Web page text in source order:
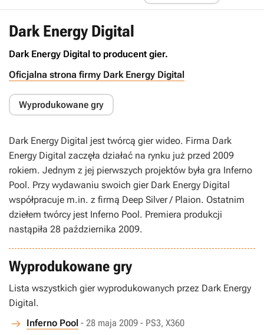
Dark Energy Digital
Dark Energy Digital to producent gier.
Oficjalna strona firmy Dark Energy Digital
Wyprodukowane gry
Dark Energy Digital jest twórcą gier wideo. Firma Dark
Energy Digital zaczęła działać na rynku już przed 2009
rokiem. Jednym z jej pierwszych projektów była gra Inferno
Pool. Przy wydawaniu swoich gier Dark Energy Digital
współpracuje m.in. z firmą Deep Silver / Plaion. Ostatnim
dziełem twórcy jest Inferno Pool. Premiera produkcji
nastąpiła 28 października 2009.
Wyprodukowane gry
Lista wszystkich gier wyprodukowanych przez Dark Energy
Digital.
Inferno Pool - 28 maja 2009 - PS3, X360